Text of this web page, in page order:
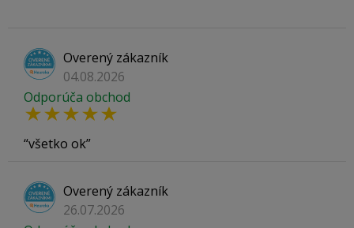
Overený zákazník
04.08.2026
Odporúča obchod
všetko ok
Overený zákazník
26.07.2026